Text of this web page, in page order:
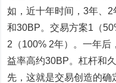
如，近十年时间，3年、
和30BP。交易方案1（
2（100% 2年）。一年后
益率高约30BP。杠杆和
先，这就是交易创造的确